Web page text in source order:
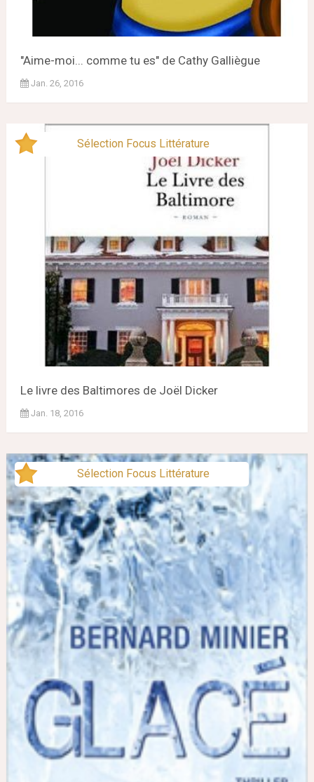
"Aime-moi... comme tu es" de Cathy Galliègue
Jan. 26, 2016
Sélection Focus Littérature
Le livre des Baltimores de Joël Dicker
Jan. 18, 2016
Sélection Focus Littérature